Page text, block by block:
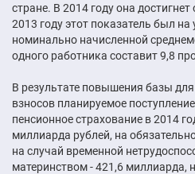
стране. В 2014 году она
2013 году этот показатель был
номинально начисленной
одного работника составит 9,8
В результате повышения базы
взносов планируемое
пенсионное страхование в 2014
миллиарда рублей, на
на случай временной
материнством - 421,6 миллиарда,